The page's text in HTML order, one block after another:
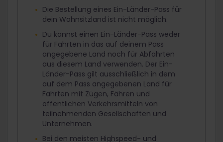
Die Bestellung eines Ein-Länder-Pass für
dein Wohnsitzland ist nicht möglich.
Du kannst einen Ein-Länder-Pass weder
für Fahrten in das auf deinem Pass
angegebene Land noch für Abfahrten
aus diesem Land verwenden. Der Ein-
Länder-Pass gilt ausschließlich in dem
auf dem Pass angegebenen Land für
Fahrten mit Zügen, Fähren und
öffentlichen Verkehrsmitteln von
teilnehmenden Gesellschaften und
Unternehmen.
Bei den meisten Highspeed- und